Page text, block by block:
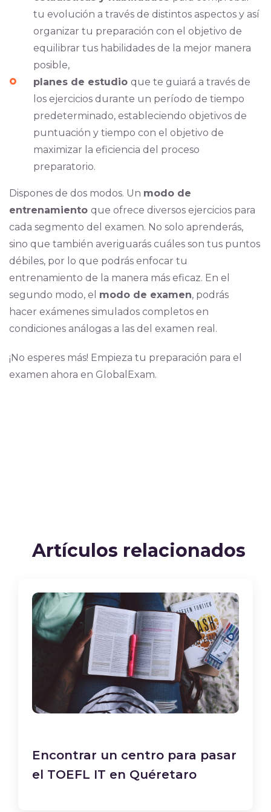
tu evolución a través de distintos aspectos y así
organizar tu preparación con el objetivo de
equilibrar tus habilidades de la mejor manera
posible,
planes de estudio que te guiará a través de
los ejercicios durante un período de tiempo
predeterminado, estableciendo objetivos de
puntuación y tiempo con el objetivo de
maximizar la eficiencia del proceso
preparatorio.
Dispones de dos modos. Un modo de
entrenamiento que ofrece diversos ejercicios para
cada segmento del examen. No solo aprenderás,
sino que también averiguarás cuáles son tus puntos
débiles, por lo que podrás enfocar tu
entrenamiento de la manera más eficaz. En el
segundo modo, el modo de examen, podrás
hacer exámenes simulados completos en
condiciones análogas a las del examen real.
¡No esperes más! Empieza tu preparación para el
examen ahora en GlobalExam.
Artículos relacionados
Encontrar un centro para pasar
el TOEFL IT en Quéretaro